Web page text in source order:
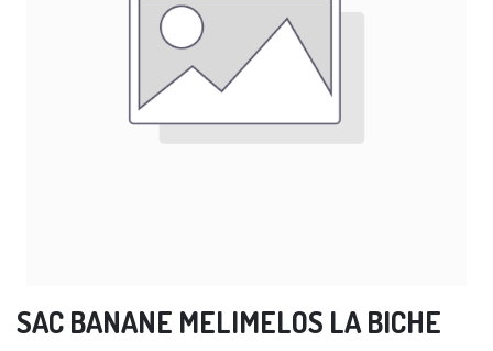
SAC BANANE MELIMELOS LA BICHE